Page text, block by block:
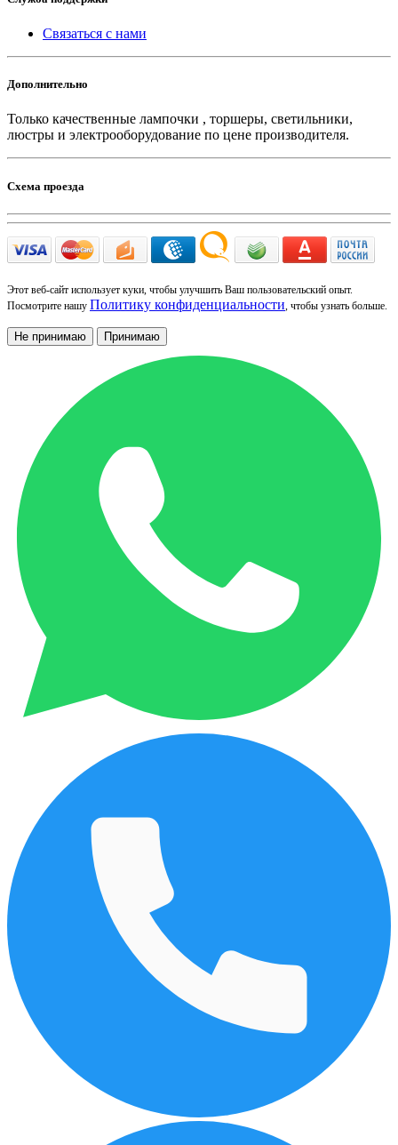
Связаться с нами
Дополнительно
Только качественные лампочки , торшеры, светильники,
люстры и электрооборудование по цене производителя.
Схема проезда
Этот веб-сайт использует куки, чтобы улучшить Ваш пользовательский опыт.
Посмотрите нашу Политику конфиденциальности, чтобы узнать больше.
Не принимаю Принимаю